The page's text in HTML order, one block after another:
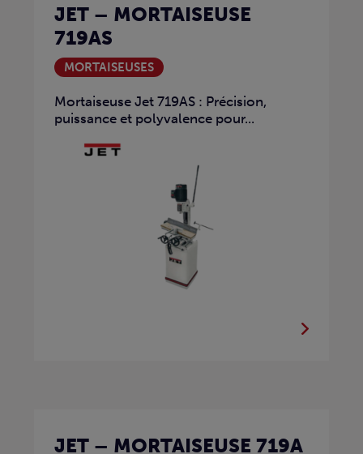
JET – MORTAISEUSE
719AS
MORTAISEUSES
Mortaiseuse Jet 719AS : Précision,
puissance et polyvalence pour...
JET – MORTAISEUSE 719A